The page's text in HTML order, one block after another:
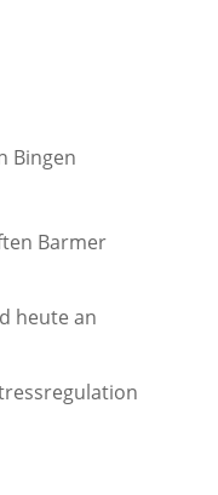
Bingen
Barmer
heute an